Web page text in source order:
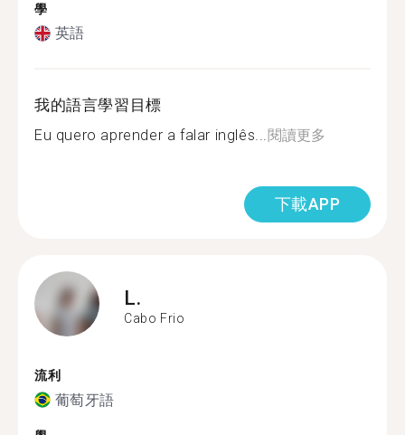
學
英語
我的語言學習目標
Eu quero aprender a falar inglês...閱讀更多
下載APP
L.
Cabo Frio
流利
葡萄牙語